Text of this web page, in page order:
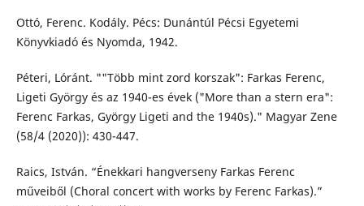
Ottó, Ferenc. Kodály. Pécs: Dunántúl Pécsi Egyetemi
Könyvkiadó és Nyomda, 1942.
Péteri, Lóránt. ""Több mint zord korszak": Farkas Ferenc,
Ligeti György és az 1940-es évek ("More than a stern era":
Ferenc Farkas, György Ligeti and the 1940s)." Magyar Zene
(58/4 (2020)): 430-447.
Raics, István. “Énekkari hangverseny Farkas Ferenc
műveiből (Choral concert with works by Ferenc Farkas).”